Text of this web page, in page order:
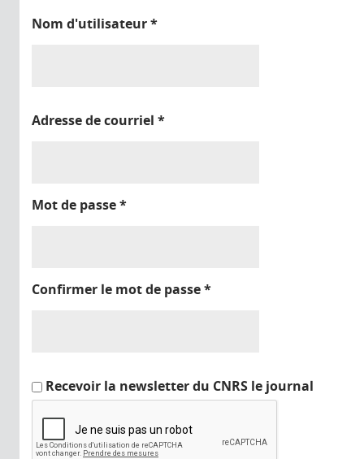
Nom d'utilisateur*
Adresse de courriel *
Mot de passe*
Confirmer le mot de passe*
Recevoir la newsletter du CNRS le journal